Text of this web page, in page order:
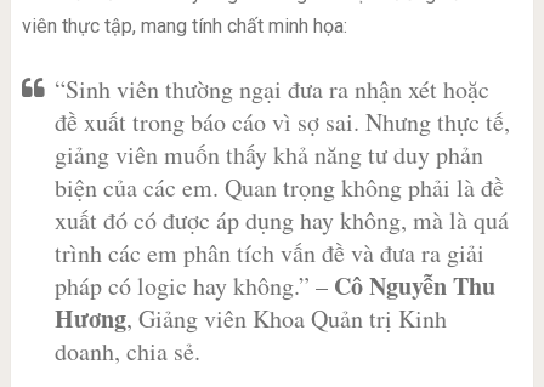
viên thực tập, mang tính chất minh họa:
“Sinh viên thường ngại đưa ra nhận xét hoặc
đề xuất trong báo cáo vì sợ sai. Nhưng thực tế,
giảng viên muốn thấy khả năng tư duy phản
biện của các em. Quan trọng không phải là đề
xuất đó có được áp dụng hay không, mà là quá
trình các em phân tích vấn đề và đưa ra giải
pháp có logic hay không.” – Cô Nguyễn Thu
Hương, Giảng viên Khoa Quản trị Kinh
doanh, chia sẻ.